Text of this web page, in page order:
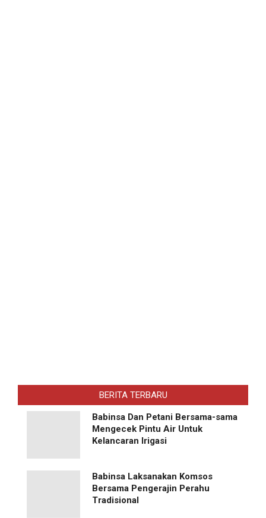
BERITA TERBARU
Babinsa Dan Petani Bersama-sama
Mengecek Pintu Air Untuk
Kelancaran Irigasi
Babinsa Laksanakan Komsos
Bersama Pengerajin Perahu
Tradisional